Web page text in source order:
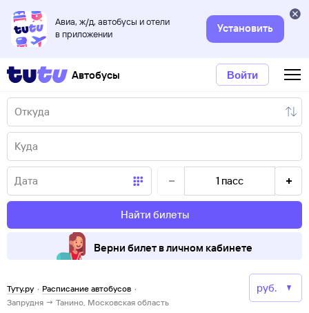
Авиа, ж/д, автобусы и отели
в приложении
Установить
Автобусы Войти
1 пасс
Найти билеты
Верни билет в личном кабинете
Туту.ру · Расписание автобусов ·
Запрудня → Танино, Московская область